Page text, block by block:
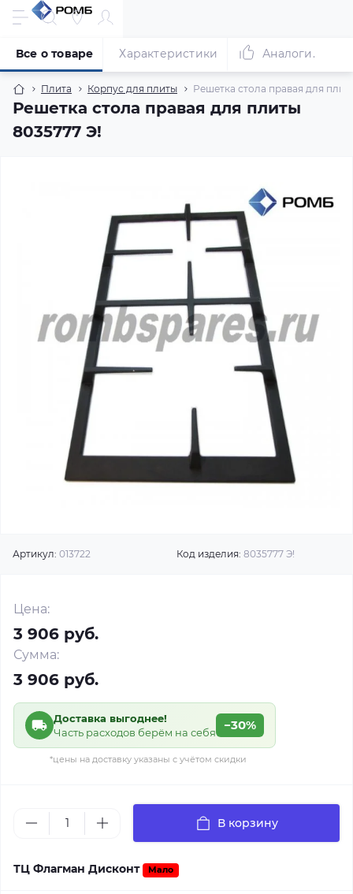
Плита Корпус для плиты Решетка стола правая для
Решетка стола правая для плиты
8035777 Э!
Все о товаре Характеристики Аналоги.
Артикул: 013722 Код изделия: 8035777 Э!
Цена:
3 906 руб.
Сумма:
3 906 руб.
Доставка выгоднее!
Часть расходов берём на себя
−30%
*цены на доставку указаны с учётом скидки
В корзину
ТЦ Флагман Дисконт Мало